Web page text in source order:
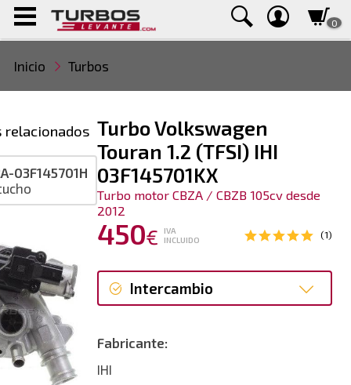
0
Inicio Turbos
Turbo Volkswagen
Touran 1.2 (TFSI) IHI
03F145701KX
Turbo motor CBZA / CBZB 105cv desde
2012
450€
IVA
INCLUIDO
(1)
Intercambio
Fabricante:
IHI
relacionados
03F145701H